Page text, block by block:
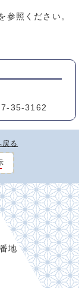
参照ください。
35-3162
戻る
番地